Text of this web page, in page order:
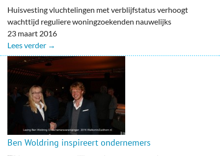
Bedrijven
Prikbord & Aanbiedingen
Plaats bericht
Huisvesting vluchtelingen met verblijfstatus verhoogt
wachttijd reguliere woningzoekenden nauwelijks
23 maart 2016
Lees verder →
Ben Woldring inspireert ondernemers